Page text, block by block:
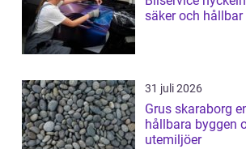
säker och
31 juli 2026
Grus skaraborg en nyckel till
hållbara byggen
utemiljöer